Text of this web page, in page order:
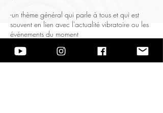
-un thème général qui parle à tous et qui est
souvent en lien avec l'actualité vibratoire ou les
événements du moment
(cela peut concerner n'importe quel domaine :
professionnel, émotionnel, spirituel etc., cela